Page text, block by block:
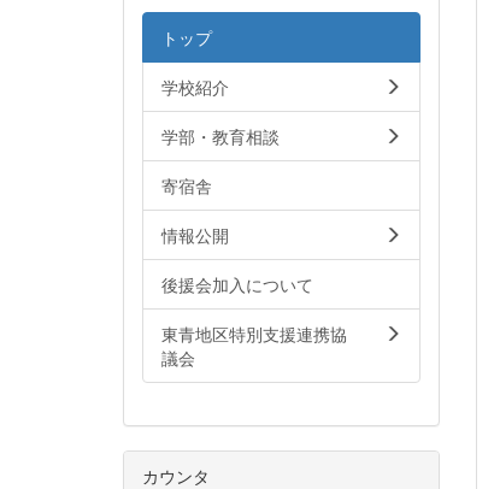
トップ
学校紹介
学部・教育相談
寄宿舎
情報公開
後援会加入について
東青地区特別支援連携協
議会
カウンタ